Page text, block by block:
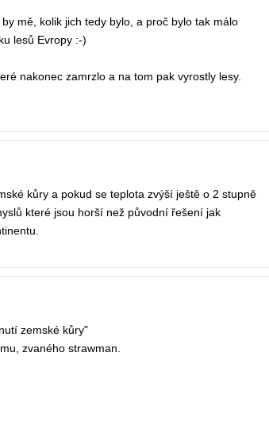
mě, kolik jich tedy bylo, a proč bylo tak málo
lesů Evropy :-)
nakonec zamrzlo a na tom pak vyrostly lesy.
kůry a pokud se teplota zvýší ještě o 2 stupně
které jsou horší než původní řešení jak
zemské kůry"
zvaného strawman.